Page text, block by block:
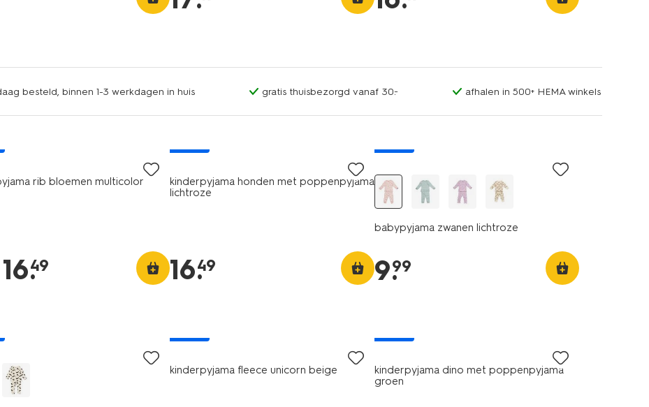
besteld, binnen 1-3 werkdagen in huis gratis thuisbezorgd vanaf 30.- afhalen in 500+ HEMA winkels
rib bloemen multicolor
16.
49
kinderpyjama honden met poppenpyjama
lichtroze
16.
49
babypyjama zwanen lichtroze
9.
99
kinderpyjama fleece unicorn beige
kinderpyjama dino met poppenpyjama
groen